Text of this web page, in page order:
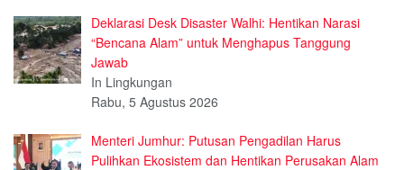
Deklarasi Desk Disaster Walhi: Hentikan Narasi
“Bencana Alam” untuk Menghapus Tanggung
Jawab
In Lingkungan
Rabu, 5 Agustus 2026
Menteri Jumhur: Putusan Pengadilan Harus
Pulihkan Ekosistem dan Hentikan Perusakan Alam